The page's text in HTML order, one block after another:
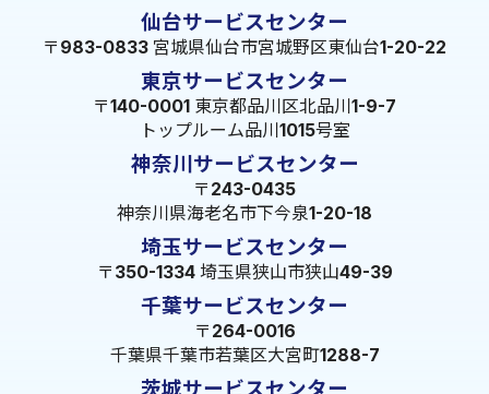
仙台サービスセンター
〒983-0833 宮城県仙台市宮城野区東仙台1-20-22
東京サービスセンター
〒140-0001 東京都品川区北品川1-9-7
トップルーム品川1015号室
神奈川サービスセンター
〒243-0435
神奈川県海老名市下今泉1-20-18
埼玉サービスセンター
〒350-1334 埼玉県狭山市狭山49-39
千葉サービスセンター
〒264-0016
千葉県千葉市若葉区大宮町1288-7
茨城サービスセンター